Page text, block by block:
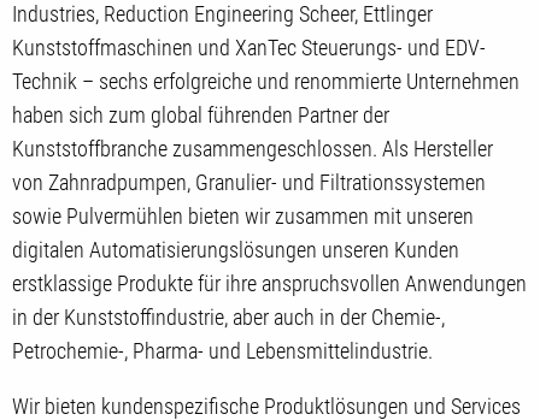
Industries, Reduction Engineering Scheer, Ettlinger
Kunststoffmaschinen und XanTec Steuerungs- und EDV-
Technik – sechs erfolgreiche und renommierte Unternehmen
haben sich zum global führenden Partner der
Kunststoffbranche zusammengeschlossen. Als Hersteller
von Zahnradpumpen, Granulier- und Filtrationssystemen
sowie Pulvermühlen bieten wir zusammen mit unseren
digitalen Automatisierungslösungen unseren Kunden
erstklassige Produkte für ihre anspruchsvollen Anwendungen
in der Kunststoffindustrie, aber auch in der Chemie-,
Petrochemie-, Pharma- und Lebensmittelindustrie.
Wir bieten kundenspezifische Produktlösungen und Services